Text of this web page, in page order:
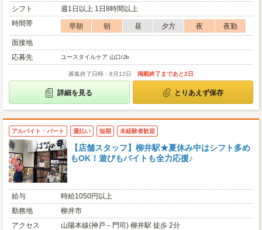
シフト
週1日以上 1日8時間以上
時間帯
早朝 朝 昼 夕方 夜
夜勤
面接地
応募先
ユースタイルケア 山口/Jb
募集終了日時：8月12日 掲載終了まであと2日
詳細を見る とりあえず保存
アルバイト・パート 週払い 短期 未経験者歓迎
【店舗スタッフ】柳井駅★夏休み中はシフト多め
もOK！遊びもバイトも全力応援♪
給与
時給1050円以上
勤務地
柳井市
アクセス
山陽本線(神戸－門司) 柳井駅 徒歩 2分